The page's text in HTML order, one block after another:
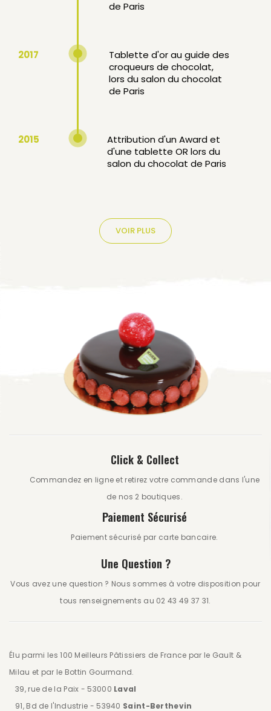
de Paris
2017
Tablette d'or au guide des
croqueurs de chocolat,
lors du salon du chocolat
de Paris
2015
Attribution d'un Award et
d'une tablette OR lors du
salon du chocolat de Paris
VOIR PLUS
Click & Collect
Commandez en ligne et retirez votre commande dans l'une
de nos 2 boutiques.
Paiement Sécurisé
Paiement sécurisé par carte bancaire.
Une Question ?
Vous avez une question ? Nous sommes à votre disposition pour
tous renseignements au 02 43 49 37 31.
Élu parmi les 100 Meilleurs Pâtissiers de France par le Gault &
Milau et par le Bottin Gourmand.
39, rue de la Paix - 53000 Laval
91, Bd de l'Industrie - 53940 Saint-Berthevin